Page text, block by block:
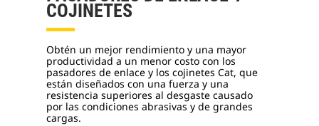
COJINETES
Obtén un mejor rendimiento y una mayor
productividad a un menor costo con los
pasadores de enlace y los cojinetes Cat, que
están diseñados con una fuerza y una
resistencia superiores al desgaste causado
por las condiciones abrasivas y de grandes
cargas.